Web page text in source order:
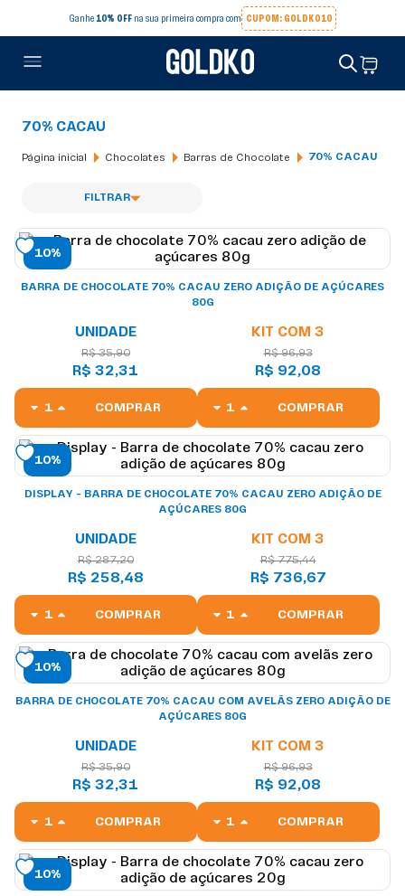
Ganhe 10% OFF na sua primeira compra com CUPOM: GOLDKO10
70% CACAU
Chocolates Barras de Chocolate 70% CACAU
FILTRAR
10%
BARRA DE CHOCOLATE 70% CACAU ZERO ADIÇÃO DE AÇÚCARES
80G
UNIDADE
R$ 35,90
R$ 32,31
COMPRAR
KIT COM 3
R$ 96,93
R$ 92,08
COMPRAR
10%
DISPLAY - BARRA DE CHOCOLATE 70% CACAU ZERO ADIÇÃO DE
AÇÚCARES 80G
UNIDADE
R$ 287,20
R$ 258,48
COMPRAR
KIT COM 3
R$ 775,44
R$ 736,67
COMPRAR
10%
BARRA DE CHOCOLATE 70% CACAU COM AVELÃS ZERO ADIÇÃO DE
AÇÚCARES 80G
UNIDADE
R$ 35,90
R$ 32,31
COMPRAR
KIT COM 3
R$ 96,93
R$ 92,08
COMPRAR
10%